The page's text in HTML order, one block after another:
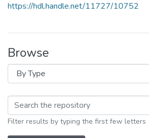
https://hdl.handle.net/11727/10752
Browse
Filter results by typing the first few letters